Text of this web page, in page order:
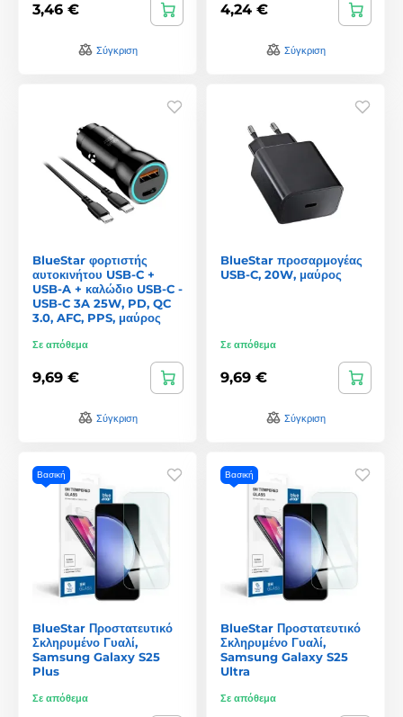
3,46 €
Σύγκριση
4,24 €
Σύγκριση
BlueStar φορτιστής
αυτοκινήτου USB-C +
USB-A + καλώδιο USB-C -
USB-C 3A 25W, PD, QC
3.0, AFC, PPS, μαύρος
Σε απόθεμα
9,69 €
Σύγκριση
BlueStar προσαρμογέας
USB-C, 20W, μαύρος
Σε απόθεμα
9,69 €
Σύγκριση
Βασική
BlueStar Προστατευτικό
Σκληρυμένο Γυαλί,
Samsung Galaxy S25
Plus
Σε απόθεμα
Βασική
BlueStar Προστατευτικό
Σκληρυμένο Γυαλί,
Samsung Galaxy S25
Ultra
Σε απόθεμα